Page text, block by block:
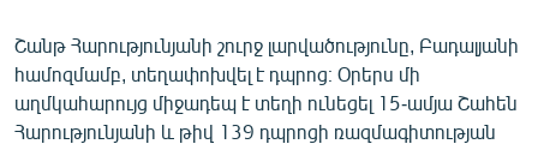
Շանթ Հարությունյանի շուրջ լարվածությունը, Բադալյանի
համոզմամբ, տեղափոխվել է դպրոց։ Օրերս մի
աղմկահարույց միջադեպ է տեղի ունեցել 15-ամյա Շահեն
Հարությունյանի և թիվ 139 դպրոցի ռազմագիտության